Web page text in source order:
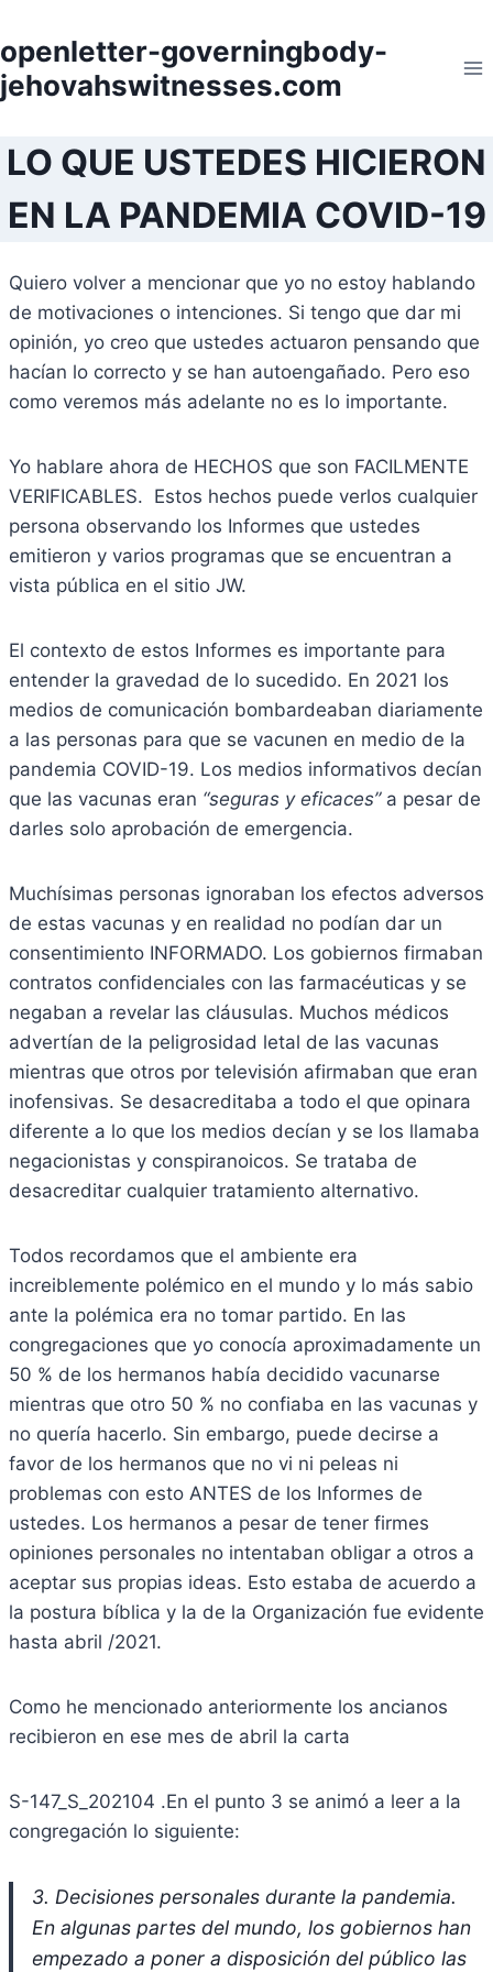
to
content
openletter-governingbody-
jehovahswitnesses.com
LO QUE USTEDES HICIERON
EN LA PANDEMIA COVID-19
Quiero volver a mencionar que yo no estoy hablando
de motivaciones o intenciones. Si tengo que dar mi
opinión, yo creo que ustedes actuaron pensando que
hacían lo correcto y se han autoengañado. Pero eso
como veremos más adelante no es lo importante.
Yo hablare ahora de HECHOS que son FACILMENTE
VERIFICABLES. Estos hechos puede verlos cualquier
persona observando los Informes que ustedes
emitieron y varios programas que se encuentran a
vista pública en el sitio JW.
El contexto de estos Informes es importante para
entender la gravedad de lo sucedido. En 2021 los
medios de comunicación bombardeaban diariamente
a las personas para que se vacunen en medio de la
pandemia COVID-19. Los medios informativos decían
que las vacunas eran “seguras y eficaces”a pesar de
darles solo aprobación de emergencia.
Muchísimas personas ignoraban los efectos adversos
de estas vacunas y en realidad no podían dar un
consentimiento INFORMADO. Los gobiernos firmaban
contratos confidenciales con las farmacéuticas y se
negaban a revelar las cláusulas. Muchos médicos
advertían de la peligrosidad letal de las vacunas
mientras que otros por televisión afirmaban que eran
inofensivas. Se desacreditaba a todo el que opinara
diferente a lo que los medios decían y se los llamaba
negacionistas y conspiranoicos. Se trataba de
desacreditar cualquier tratamiento alternativo.
Todos recordamos que el ambiente era
increiblemente polémico en el mundo y lo más sabio
ante la polémica era no tomar partido. En las
congregaciones que yo conocía aproximadamente un
50 % de los hermanos había decidido vacunarse
mientras que otro 50 % no confiaba en las vacunas y
no quería hacerlo. Sin embargo, puede decirse a
favor de los hermanos que no vi ni peleas ni
problemas con esto ANTES de los Informes de
ustedes. Los hermanos a pesar de tener firmes
opiniones personales no intentaban obligar a otros a
aceptar sus propias ideas. Esto estaba de acuerdo a
la postura bíblica y la de la Organización fue evidente
hasta abril /2021.
Como he mencionado anteriormente los ancianos
recibieron en ese mes de abril la carta
S-147_S_202104 .En el punto 3 se animó a leer a la
congregación lo siguiente:
3. Decisiones personales durante la pandemia.
En algunas partes del mundo, los gobiernos han
empezado a poner a disposición del público las